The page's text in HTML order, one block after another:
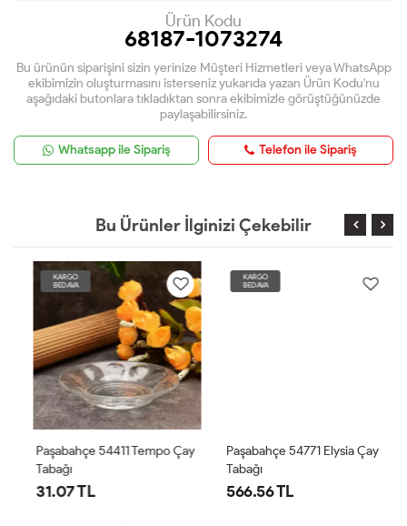
Ürün Kodu
68187-1073274
Bu ürünün siparişini sizin yerinize Müşteri Hizmetleri veya WhatsApp
ekibimizin oluşturmasını isterseniz yukarıda yazan Ürün Kodu'nu
aşağıdaki butonlara tıkladıktan sonra ekibimizle görüştüğünüzde
paylaşabilirsiniz.
Whatsapp ile Sipariş Telefon ile Sipariş
Bu Ürünler İlginizi Çekebilir
KARGO
BEDAVA
Paşabahçe 54411 Tempo Çay
Tabağı
31.07 TL
KARGO
BEDAVA
Paşabahçe 54771 Elysia Çay
Tabağı
566.56 TL